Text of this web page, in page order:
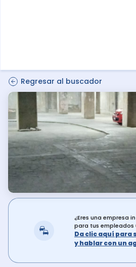
Regresar al buscador
¿Eres una empresa
para tus empleados
Da clic aquí para
y hablar con un